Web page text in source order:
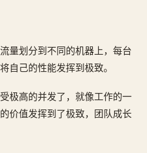
量划分到不同的机器上，每台
自己的性能发挥到极致。
极高的并发了，就像工作的一
价值发挥到了极致，团队成长